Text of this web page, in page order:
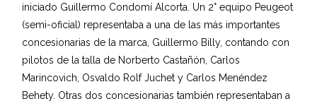
iniciado Guillermo Condomí Alcorta. Un 2° equipo Peugeot
(semi-oficial) representaba a una de las más importantes
concesionarias de la marca, Guillermo Billy, contando con
pilotos de la talla de Norberto Castañón, Carlos
Marincovich, Osvaldo Rolf Juchet y Carlos Menéndez
Behety. Otras dos concesionarias también representaban a